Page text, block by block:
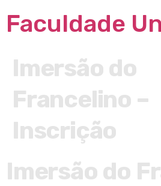
Faculdade
Imersão do
Francelino –
Inscrição
Imersão do